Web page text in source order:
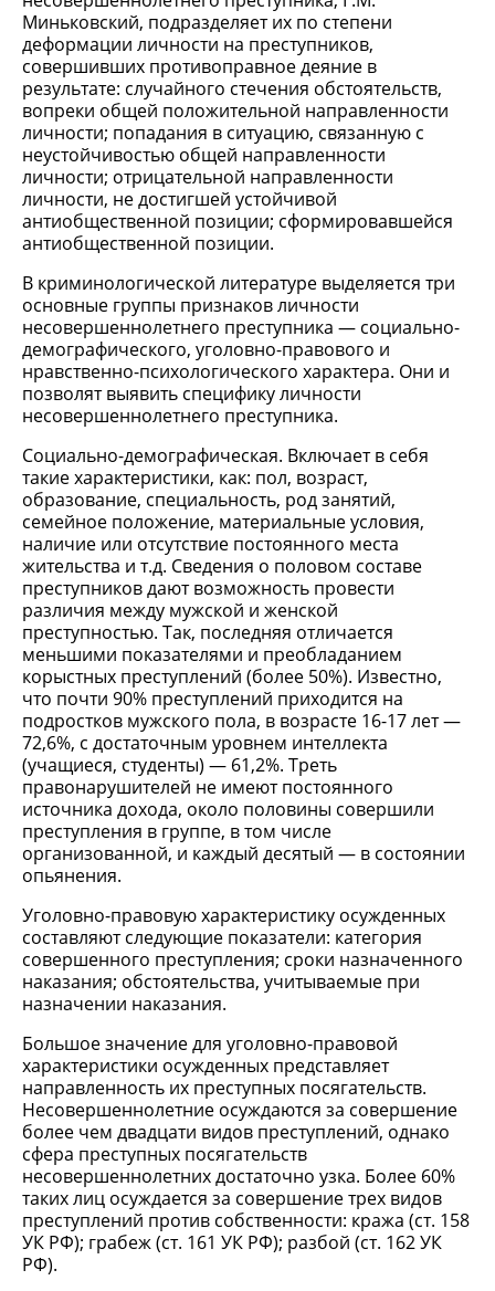
Миньковский, подразделяет их по степени
деформации личности на преступников,
совершивших противоправное деяние в
результате: случайного стечения обстоятельств,
вопреки общей положительной направленности
личности; попадания в ситуацию, связанную с
неустойчивостью общей направленности
личности; отрицательной направленности
личности, не достигшей устойчивой
антиобщественной позиции; сформировавшейся
антиобщественной позиции.
В криминологической литературе выделяется три
основные группы признаков личности
несовершеннолетнего преступника — социально-
демографического, уголовно-правового и
нравственно-психологического характера. Они и
позволят выявить специфику личности
несовершеннолетнего преступника.
Социально-демографическая. Включает в себя
такие характеристики, как: пол, возраст,
образование, специальность, род занятий,
семейное положение, материальные условия,
наличие или отсутствие постоянного места
жительства и т.д. Сведения о половом составе
преступников дают возможность провести
различия между мужской и женской
преступностью. Так, последняя отличается
меньшими показателями и преобладанием
корыстных преступлений (более 50%). Известно,
что почти 90% преступлений приходится на
подростков мужского пола, в возрасте 16-17 лет —
72,6%, с достаточным уровнем интеллекта
(учащиеся, студенты) — 61,2%. Треть
правонарушителей не имеют постоянного
источника дохода, около половины совершили
преступления в группе, в том числе
организованной, и каждый десятый — в состоянии
опьянения.
Уголовно-правовую характеристику осужденных
составляют следующие показатели: категория
совершенного преступления; сроки назначенного
наказания; обстоятельства, учитываемые при
назначении наказания.
Большое значение для уголовно-правовой
характеристики осужденных представляет
направленность их преступных посягательств.
Несовершеннолетние осуждаются за совершение
более чем двадцати видов преступлений, однако
сфера преступных посягательств
несовершеннолетних достаточно узка. Более 60%
таких лиц осуждается за совершение трех видов
преступлений против собственности: кража (ст. 158
УК РФ); грабеж (ст. 161 УК РФ); разбой (ст. 162 УК
РФ).